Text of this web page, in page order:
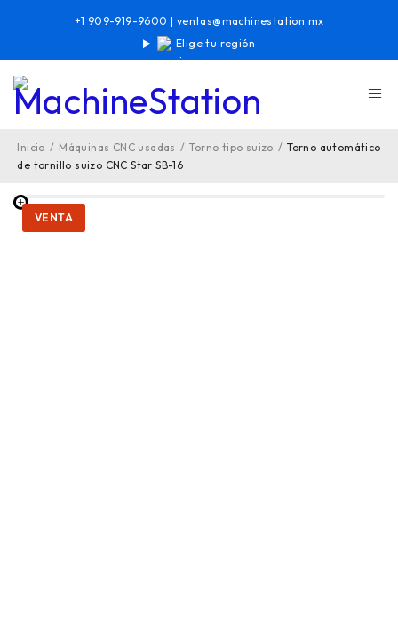
Elige tu región
+1 909-919-9600 | ventas@machinestation.mx
Inicio / Máquinas CNC usadas / Torno tipo suizo / Torno automático
de tornillo suizo CNC Star SB-16
VENTA